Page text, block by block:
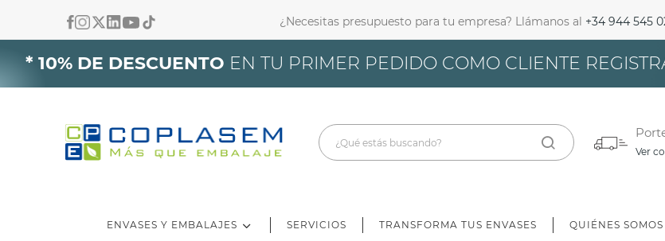
¿Necesitas presupuesto para tu empresa? Llámanos al +34 944 545
* 10% DE DESCUENTO EN TU PRIMER PEDIDO COMO CLIENTE
Ver
ENVASES Y EMBALAJES SERVICIOS TRANSFORMA TUS ENVASES QUIÉNES SOMOS
Iniciar Sesión
Debes iniciar sesión para guardar productos en tu lista de